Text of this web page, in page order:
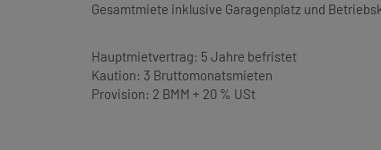
Gesamtmiete inklusive Garagenplatz und
Hauptmietvertrag: 5 Jahre befristet
Kaution: 3 Bruttomonatsmieten
Provision: 2 BMM + 20 % USt